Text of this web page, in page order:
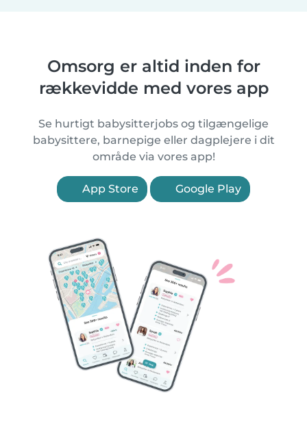
Omsorg er altid inden for
rækkevidde med vores app
Se hurtigt babysitterjobs og tilgængelige
babysittere, barnepige eller dagplejere i dit
område via vores app!
App Store Google Play